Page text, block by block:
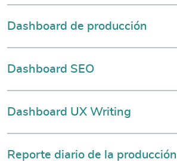
Dashboard de producción
Dashboard SEO
Dashboard UX Writing
Reporte diario de la producción